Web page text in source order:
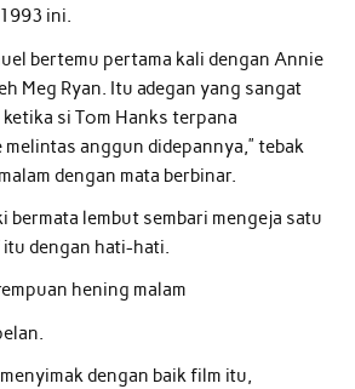
ini.
bertemu pertama kali dengan Annie
Meg Ryan. Itu adegan yang sangat
si Tom Hanks terpana
anggun didepannya,” tebak
dengan mata berbinar.
bermata lembut sembari mengeja satu
dengan hati-hati.
hening malam
dengan baik film itu,